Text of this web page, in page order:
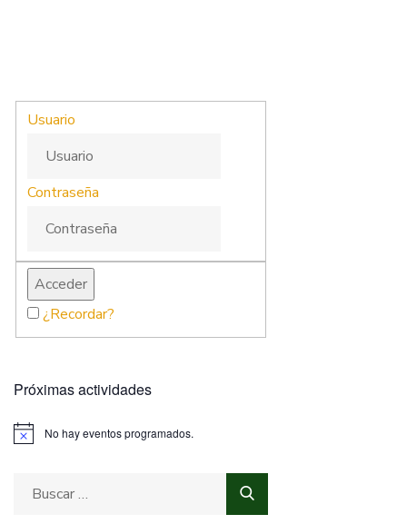
Usuario
Contraseña
¿Recordar?
Próximas actividades
No hay eventos programados.